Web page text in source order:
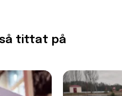
tittat på